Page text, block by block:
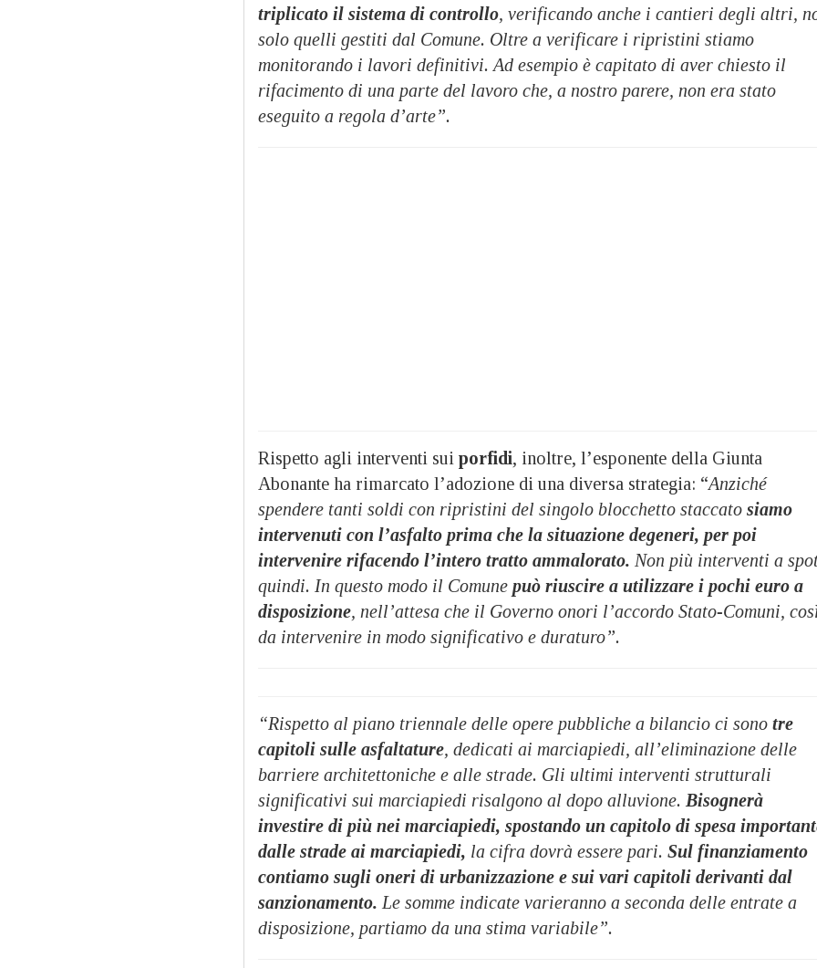
triplicato il sistema di controllo, verificando anche i cantieri degli altri,
solo quelli gestiti dal Comune. Oltre a verificare i ripristini stiamo
monitorando i lavori definitivi. Ad esempio è capitato di aver chiesto il
rifacimento di una parte del lavoro che, a nostro parere, non era stato
eseguito a regola d’arte”.
Rispetto agli interventi sui porfidi, inoltre, l’esponente della Giunta
Abonante ha rimarcato l’adozione di una diversa strategia: “Anziché
spendere tanti soldi con ripristini del singolo blocchetto staccato siamo
intervenuti con l’asfalto prima che la situazione degeneri, per poi
intervenire rifacendo l’intero tratto ammalorato. Non più interventi a
quindi. In questo modo il Comune può riuscire a utilizzare i pochi euro a
disposizione, nell’attesa che il Governo onori l’accordo Stato-Comuni,
da intervenire in modo significativo e duraturo”.
“Rispetto al piano triennale delle opere pubbliche a bilancio ci sono tre
capitoli sulle asfaltature, dedicati ai marciapiedi, all’eliminazione delle
barriere architettoniche e alle strade. Gli ultimi interventi strutturali
significativi sui marciapiedi risalgono al dopo alluvione. Bisognerà
investire di più nei marciapiedi, spostando un capitolo di spesa
dalle strade ai marciapiedi, la cifra dovrà essere pari. Sul finanziamento
contiamo sugli oneri di urbanizzazione e sui vari capitoli derivanti dal
sanzionamento. Le somme indicate varieranno a seconda delle entrate a
disposizione, partiamo da una stima variabile”.